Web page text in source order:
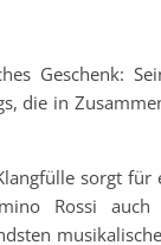
Geschenk:
die in
sorgt für
Rossi auch